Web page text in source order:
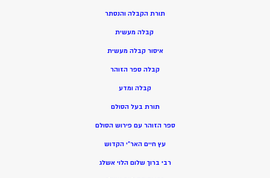
תורת הקבלה והנסתר
קבלה מעשית
איסור קבלה מעשית
קבלה ספר הזוהר
קבלה ומדע
תורת בעל הסולם
ספר הזוהר עם פירוש הסולם
עץ חיים האר”י הקדוש
רבי ברוך שלום הלוי אשלג